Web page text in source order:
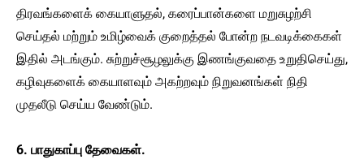
திரவங்களைக் கையாளுதல், கரைப்பான்களை மறுசுழற்சி
செய்தல் மற்றும் உமிழ்வைக் குறைத்தல் போன்ற நடவடிக்கைகள்
இதில் அடங்கும். சுற்றுச்சூழலுக்கு இணங்குவதை உறுதிசெய்து,
கழிவுகளைக் கையாளவும் அகற்றவும் நிறுவனங்கள் நிதி
முதலீடு செய்ய வேண்டும்.
6. பாதுகாப்பு தேவைகள்.